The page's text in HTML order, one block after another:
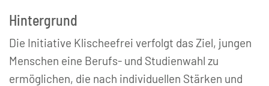
Hintergrund
Die Initiative Klischeefrei verfolgt das Ziel, jungen
Menschen eine Berufs- und Studienwahl zu
ermöglichen, die nach individuellen Stärken und